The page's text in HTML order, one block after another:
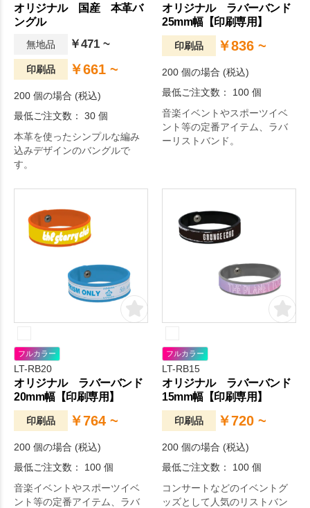
オリジナル 国産 本革バ
ングル
無地品 ￥471 ~
印刷品 ￥661 ~
200 個の場合 (税込)
最低ご注文数： 30 個
本革を使ったシンプルな編み
込みデザインのバングルで
す。
オリジナル ラバーバンド
25mm幅【印刷専用】
印刷品 ￥836 ~
200 個の場合 (税込)
最低ご注文数： 100 個
音楽イベントやスポーツイベ
ント等の定番アイテム、ラバ
ーリストバンド。
フルカラー
LT-RB20
オリジナル ラバーバンド
20mm幅【印刷専用】
印刷品 ￥764 ~
200 個の場合 (税込)
最低ご注文数： 100 個
音楽イベントやスポーツイベ
ント等の定番アイテム、ラバ
フルカラー
LT-RB15
オリジナル ラバーバンド
15mm幅【印刷専用】
印刷品 ￥720 ~
200 個の場合 (税込)
最低ご注文数： 100 個
コンサートなどのイベントグ
ッズとして人気のリストバン